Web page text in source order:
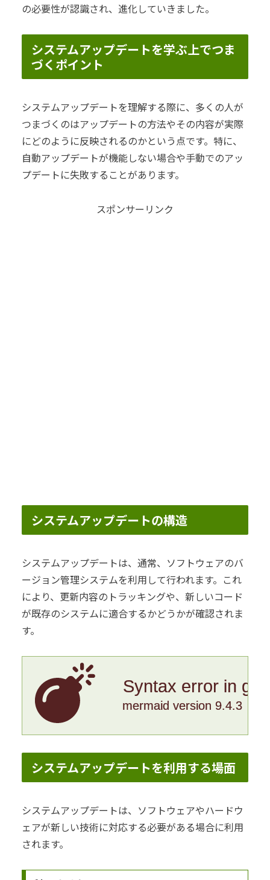
の必要性が認識され、進化していきました。
システムアップデートを学ぶ上でつま
づくポイント
システムアップデートを理解する際に、多くの人が
つまづくのはアップデートの方法やその内容が実際
にどのように反映されるのかという点です。特に、
自動アップデートが機能しない場合や手動でのアッ
プデートに失敗することがあります。
スポンサーリンク
システムアップデートの構造
システムアップデートは、通常、ソフトウェアのバ
ージョン管理システムを利用して行われます。これ
により、更新内容のトラッキングや、新しいコード
が既存のシステムに適合するかどうかが確認されま
す。
Syntax error in
mermaid version 9.4.3
システムアップデートを利用する場面
システムアップデートは、ソフトウェアやハードウ
ェアが新しい技術に対応する必要がある場合に利用
されます。